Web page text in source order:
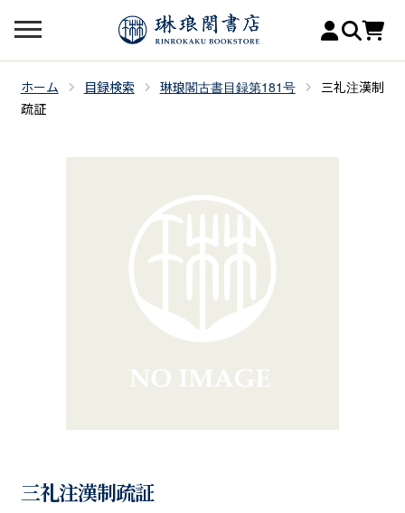
ホーム 目録検索 琳琅閣古書目録第181号
三礼注漢制
疏証
三礼注漢制疏証